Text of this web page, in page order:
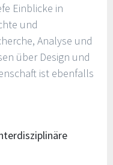
Einblicke in
und
Analyse und
über Design und
ist ebenfalls